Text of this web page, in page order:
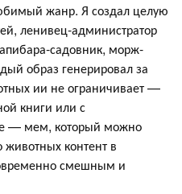
жанр. Я создал целую
ленивец-администратор
садовник, морж-
образ генерировал за
ии не ограничивает —
книги или с
— мем, который можно
животных контент в
смешным и